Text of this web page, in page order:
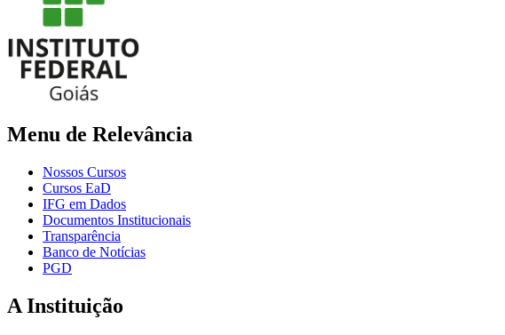
Menu de Relevância
Nossos Cursos
Cursos EaD
IFG em Dados
Documentos Institucionais
Transparência
Banco de Notícias
PGD
A Instituição